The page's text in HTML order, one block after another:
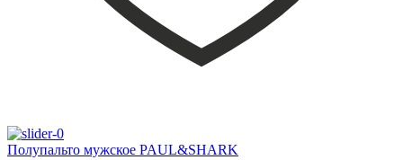
Полупальто мужское PAUL&SHARK